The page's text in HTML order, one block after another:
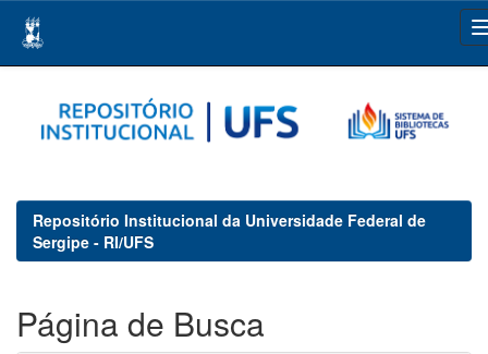
navigation
Repositório Institucional da Universidade Federal de
Sergipe - RI/UFS
Página de Busca